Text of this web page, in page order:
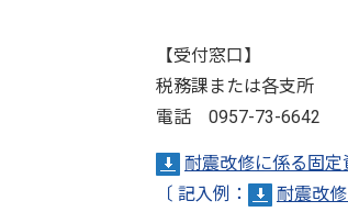
【受付窓口】
税務課または各支所
電話 0957-73-6642
耐震改修に係る固
〔 記入例： 耐震改